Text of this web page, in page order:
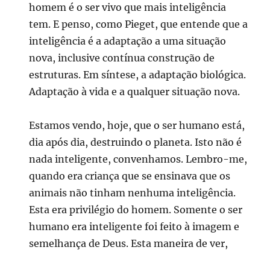
homem é o ser vivo que mais inteligência
tem. E penso, como Pieget, que entende que a
inteligência é a adaptação a uma situação
nova, inclusive contínua construção de
estruturas. Em síntese, a adaptação biológica.
Adaptação à vida e a qualquer situação nova.
Estamos vendo, hoje, que o ser humano está,
dia após dia, destruindo o planeta. Isto não é
nada inteligente, convenhamos. Lembro-me,
quando era criança que se ensinava que os
animais não tinham nenhuma inteligência.
Esta era privilégio do homem. Somente o ser
humano era inteligente foi feito à imagem e
semelhança de Deus. Esta maneira de ver,